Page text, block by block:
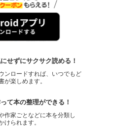
せずにサクサク読める！
ンロードすれば、いつでもど
が楽しめます。
て本の整理ができる！
作家ごとなどに本を分類し
けられます。